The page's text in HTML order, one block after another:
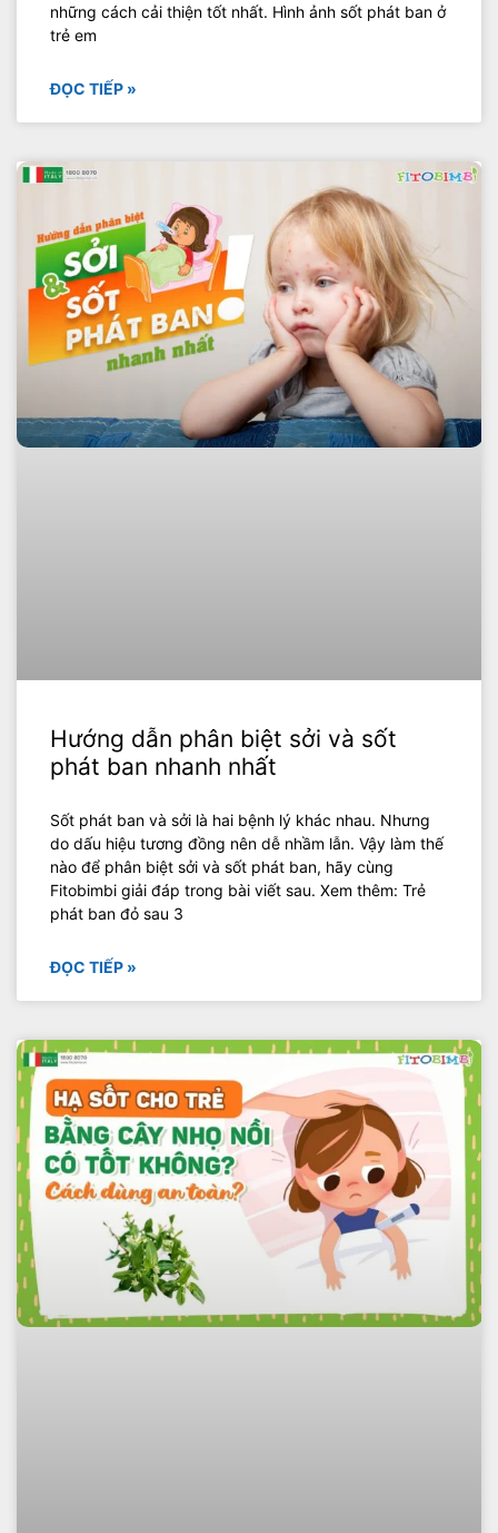
những cách cải thiện tốt nhất. Hình ảnh sốt phát ban ở
trẻ em
ĐỌC TIẾP »
Hướng dẫn phân biệt sởi và sốt
phát ban nhanh nhất
Sốt phát ban và sởi là hai bệnh lý khác nhau. Nhưng
do dấu hiệu tương đồng nên dễ nhầm lẫn. Vậy làm thế
nào để phân biệt sởi và sốt phát ban, hãy cùng
Fitobimbi giải đáp trong bài viết sau. Xem thêm: Trẻ
phát ban đỏ sau 3
ĐỌC TIẾP »